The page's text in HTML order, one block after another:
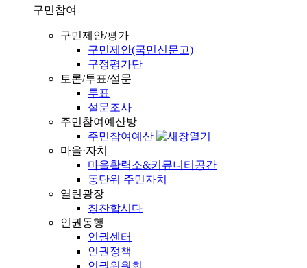
구민참여
구민제안/평가
구민제안(국민신문고)
구정평가단
토론/투표/설문
투표
설문조사
주민참여예산방
주민참여예산
마을·자치
마을활력소&커뮤니티공간
동단위 주민자치
열린광장
칭찬합시다
인권동행
인권센터
인권정책
인권위원회